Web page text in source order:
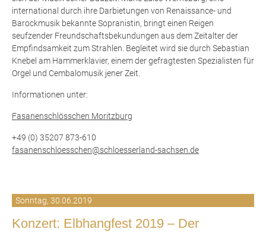
international durch ihre Darbietungen von Renaissance- und
Barockmusik bekannte Sopranistin, bringt einen Reigen
seufzender Freundschaftsbekundungen aus dem Zeitalter der
Empfindsamkeit zum Strahlen. Begleitet wird sie durch Sebastian
Knebel am Hammerklavier, einem der gefragtesten Spezialisten für
Orgel und Cembalomusik jener Zeit.
Informationen unter:
Fasanenschlösschen Moritzburg
+49 (0) 35207 873-610
fasanenschloesschen@schloesserland-sachsen.de
Sonntag, 30.06.2019
Konzert: Elbhangfest 2019 – Der